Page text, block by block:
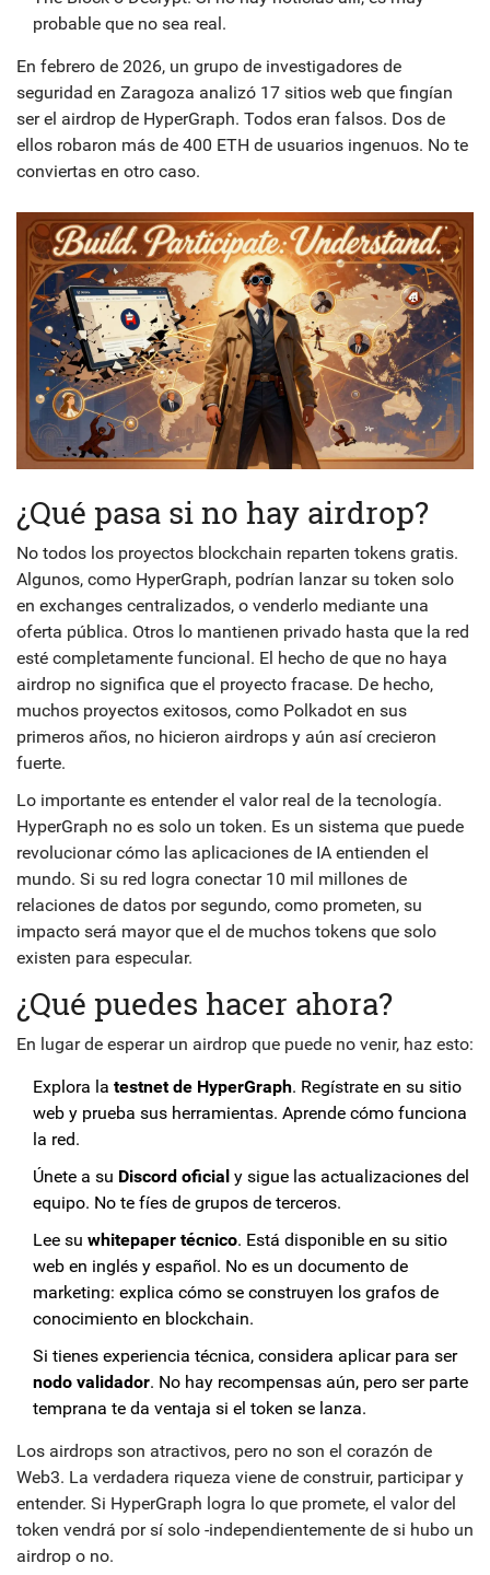
probable que no sea real.
En febrero de 2026, un grupo de investigadores de
seguridad en Zaragoza analizó 17 sitios web que fingían
ser el airdrop de HyperGraph. Todos eran falsos. Dos de
ellos robaron más de 400 ETH de usuarios ingenuos. No te
conviertas en otro caso.
¿Qué pasa si no hay airdrop?
No todos los proyectos blockchain reparten tokens gratis.
Algunos, como HyperGraph, podrían lanzar su token solo
en exchanges centralizados, o venderlo mediante una
oferta pública. Otros lo mantienen privado hasta que la red
esté completamente funcional. El hecho de que no haya
airdrop no significa que el proyecto fracase. De hecho,
muchos proyectos exitosos, como Polkadot en sus
primeros años, no hicieron airdrops y aún así crecieron
fuerte.
Lo importante es entender el valor real de la tecnología.
HyperGraph no es solo un token. Es un sistema que puede
revolucionar cómo las aplicaciones de IA entienden el
mundo. Si su red logra conectar 10 mil millones de
relaciones de datos por segundo, como prometen, su
impacto será mayor que el de muchos tokens que solo
existen para especular.
¿Qué puedes hacer ahora?
En lugar de esperar un airdrop que puede no venir, haz esto:
Explora la testnet de HyperGraph. Regístrate en su sitio
web y prueba sus herramientas. Aprende cómo funciona
la red.
Únete a su Discord oficial y sigue las actualizaciones del
equipo. No te fíes de grupos de terceros.
Lee su whitepaper técnico. Está disponible en su sitio
web en inglés y español. No es un documento de
marketing: explica cómo se construyen los grafos de
conocimiento en blockchain.
Si tienes experiencia técnica, considera aplicar para ser
nodo validador. No hay recompensas aún, pero ser parte
temprana te da ventaja si el token se lanza.
Los airdrops son atractivos, pero no son el corazón de
Web3. La verdadera riqueza viene de construir, participar y
entender. Si HyperGraph logra lo que promete, el valor del
token vendrá por sí solo -independientemente de si hubo un
airdrop o no.